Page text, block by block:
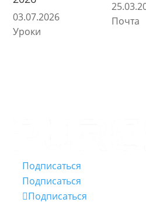
03.07.2026
Уроки
Почта
Подписаться
Подписаться
Подписаться